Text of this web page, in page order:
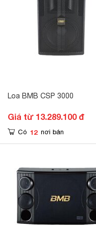
Loa BMB CSP 3000
Giá từ 13.289.100 đ
Có 12 nơi bán